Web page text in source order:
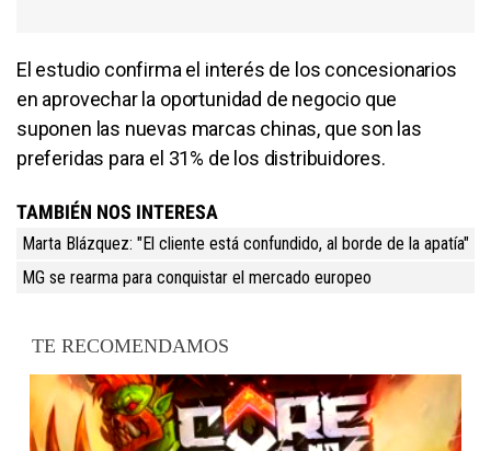
El estudio confirma el interés de los concesionarios
en aprovechar la oportunidad de negocio que
suponen las nuevas marcas chinas, que son las
preferidas para el 31% de los distribuidores.
TAMBIÉN NOS INTERESA
Marta Blázquez: "El cliente está confundido, al borde de la apatía"
MG se rearma para conquistar el mercado europeo
TE RECOMENDAMOS